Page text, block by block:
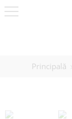
Principală